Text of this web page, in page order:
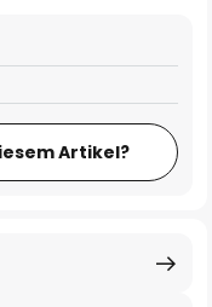
Artikel?